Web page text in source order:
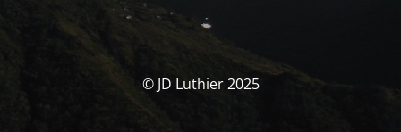
© JD Luthier 2025